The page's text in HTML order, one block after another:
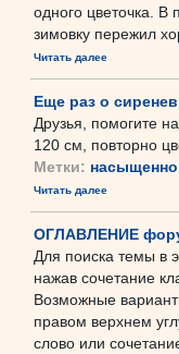
одного цветочка. В
зимовку пережил
Читать далее
Еще раз о
Друзья, помогите
120 см, повторно
Метки:
Читать далее
ОГЛАВЛЕНИЕ
Для поиска темы в
нажав сочетание
Возможные
правом верхнем
слово или